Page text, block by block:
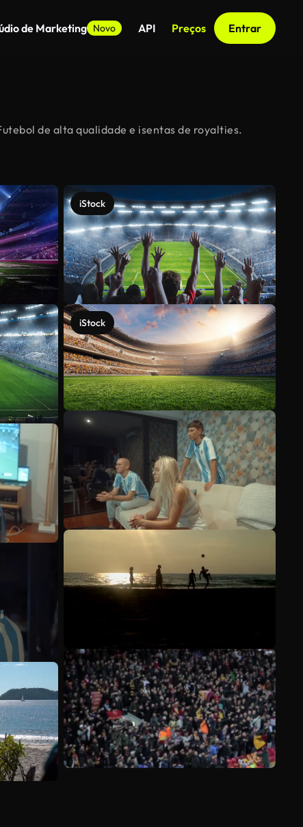
de Marketing Novo API Preços Entrar
de alta qualidade e isentas de royalties.
iStock
iStock
Veja mais